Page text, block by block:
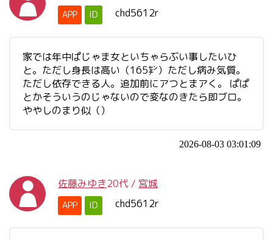
APP ID chd5612r
家では年中ぱじゃま女といちゃらぶい事したいひ
と。ただし身長は高い（165㌢）ただし病み気質。
ただし依存できる人。追加前にアつとまアく。 ぱぱ
とかそういうのじゃないので変なのきたら即ブロ。
ややしのまり似（）
2026-08-03 03:01:09
佐藤みゆき20代 / 宮城
APP ID chd5612r